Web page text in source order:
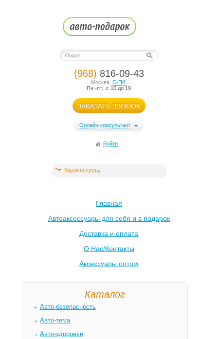
(968) 816-09-43
Москва ,С-Пб.
Пн.-пт.: с 10 до 19
ЗАКАЗАТЬ ЗВОНОК
Онлайн-консультант
Войти
Корзина пуста
Главная
Автоаксессуары для себя и в подарок
Доставка и оплата
О Нас/Контакты
Аксессуары оптом
Каталог
Авто-безопасность
Авто-тема
Авто-здоровье